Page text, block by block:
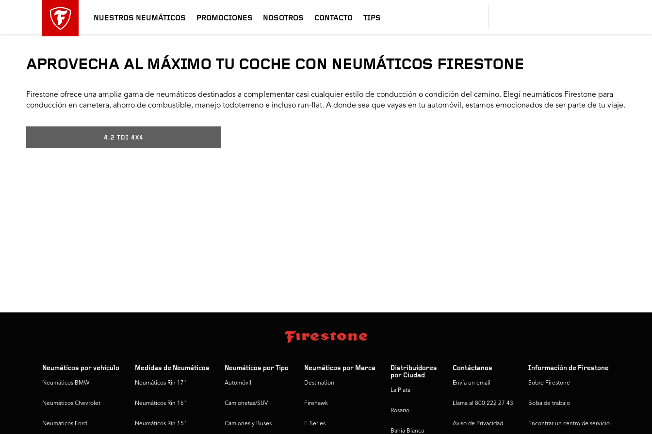
NUESTROS NEUMÁTICOS PROMOCIONES NOSOTROS CONTACTO TIPS
APROVECHA AL MÁXIMO TU COCHE CON NEUMÁTICOS FIRESTONE
Firestone ofrece una amplia gama de neumáticos destinados a complementar casi cualquier estilo de conducción o condición del camino. Elegí neumáticos Firestone para
conducción en carretera, ahorro de combustible, manejo todoterreno e incluso run-flat. A donde sea que vayas en tu automóvil, estamos emocionados de ser parte de tu viaje.
4.2 TDI 4X4
Neumáticos por vehículo
Neumáticos BMW
Neumáticos Chevrolet
Neumáticos Ford
Medidas de Neumáticos
Neumáticos Rin 17"
Neumáticos Rin 16"
Neumáticos Rin 15"
Neumáticos por Tipo
Automóvil
Camionetas/SUV
Camiones y Buses
Neumáticos por Marca
Destination
Firehawk
F-Series
Distribuidores
por Ciudad
La Plata
Rosario
Bahía Blanca
Contáctanos
Envía un email
Llama al 800 222 27 43
Aviso de Privacidad
Información de Firestone
Sobre Firestone
Bolsa de trabajo
Encontrar un centro de servicio